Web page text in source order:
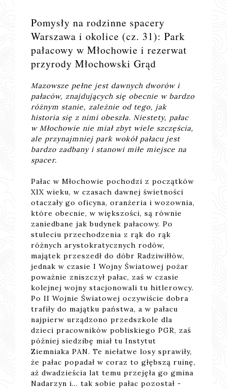
Pomysły na rodzinne spacery
Warszawa i okolice (cz. 31): Park
pałacowy w Młochowie i rezerwat
przyrody Młochowski Grąd
Mazowsze pełne jest dawnych dworów i
pałaców, znajdujących się obecnie w bardzo
różnym stanie, zależnie od tego, jak
historia się z nimi obeszła. Niestety, pałac
w Młochowie nie miał zbyt wiele szczęścia,
ale przynajmniej park wokół pałacu jest
bardzo zadbany i stanowi miłe miejsce na
spacer.
Pałac w Młochowie pochodzi z początków
XIX wieku, w czasach dawnej świetności
otaczały go oficyna, oranżeria i wozownia,
które obecnie, w większości, są równie
zaniedbane jak budynek pałacowy. Po
stuleciu przechodzenia z rąk do rąk
różnych arystokratycznych rodów,
majątek przeszedł do dóbr Radziwiłłów,
jednak w czasie I Wojny Światowej pożar
poważnie zniszczył pałac, zaś w czasie
kolejnej wojny stacjonowali tu hitlerowcy.
Po II Wojnie Światowej oczywiście dobra
trafiły do majątku państwa, a w pałacu
najpierw urządzono przedszkole dla
dzieci pracowników pobliskiego PGR, zaś
później siedzibę miał tu Instytut
Ziemniaka PAN. Te niełatwe losy sprawiły,
że pałac popadał w coraz to głębszą ruinę,
aż dwadzieścia lat temu przejęła go gmina
Nadarzyn i... tak sobie pałac pozostał -